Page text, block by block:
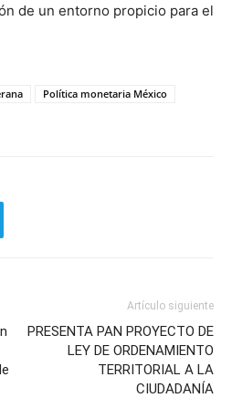
de un entorno propicio para el
Política monetaria México
Artículo siguiente
PRESENTA PAN PROYECTO DE
LEY DE ORDENAMIENTO
TERRITORIAL A LA
CIUDADANÍA